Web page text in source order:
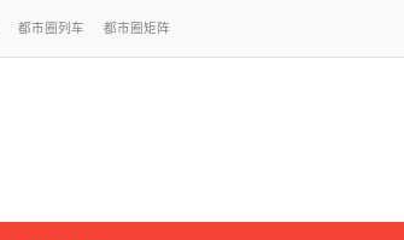
都市圈列车 都市圈矩阵